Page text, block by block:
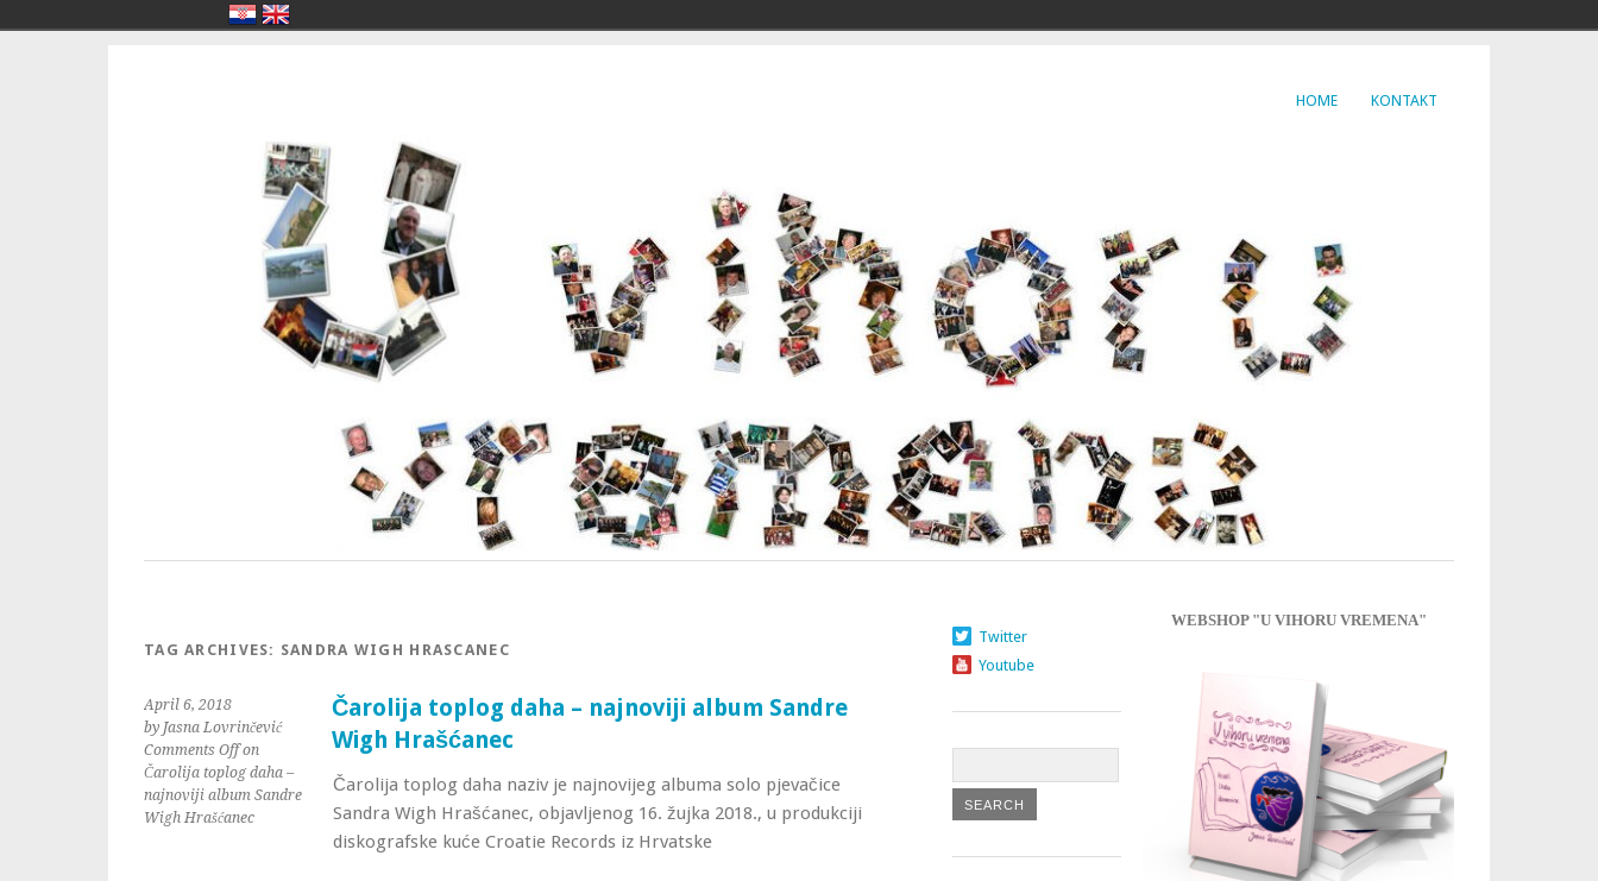
HOME KONTAKT
TAG ARCHIVES: SANDRA WIGH HRASCANEC
April 6, 2018
by Jasna Lovrinčević
Comments Offon
Čarolija toplog daha –
najnoviji album Sandre
Wigh Hrašćanec
Čarolija toplog daha – najnoviji album Sandre
Wigh Hrašćanec
Čarolija toplog daha naziv je najnovijeg albuma solo pjevačice
Sandra Wigh Hrašćanec, objavljenog 16. žujka 2018., u produkciji
diskografske kuće Croatie Records iz Hrvatske
Twitter
Youtube
WEBSHOP "U VIHORU VREMENA"